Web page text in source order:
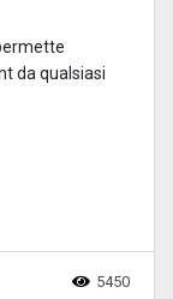
da qualsiasi
5450